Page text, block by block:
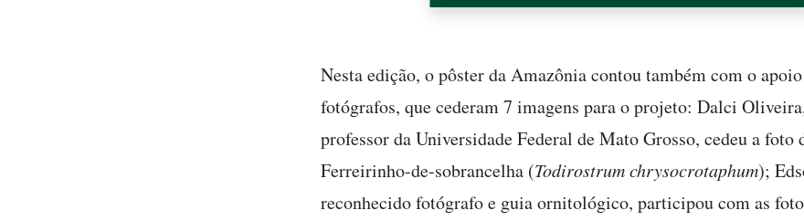
Nesta edição, o pôster da Amazônia contou também com o
fotógrafos, que cederam 7 imagens para o projeto: Dalci
professor da Universidade Federal de Mato Grosso, cedeu a foto
Ferreirinho-de-sobrancelha (Todirostrum chrysocrotaphum);
reconhecido fotógrafo e guia ornitológico, participou com as